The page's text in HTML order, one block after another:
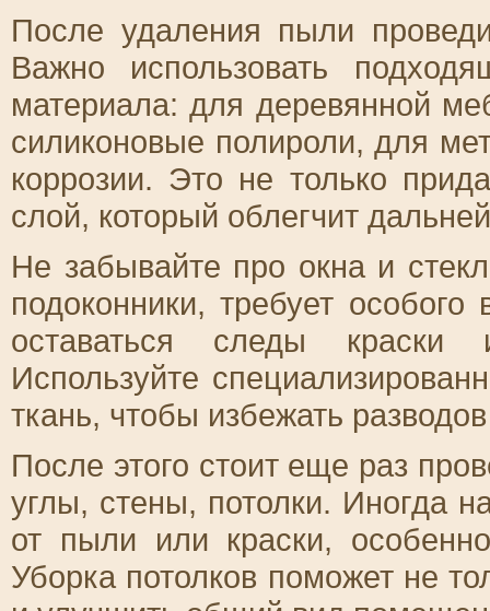
После удаления пыли
Важно использовать
материала: для деревянной
силиконовые полироли, для
коррозии. Это не только
слой, который облегчит
Не забывайте про окна и
подоконники, требует
оставаться следы краски
Используйте
ткань, чтобы избежать
После этого стоит еще раз
углы, стены, потолки. Иногда
от пыли или краски,
Уборка потолков поможет не